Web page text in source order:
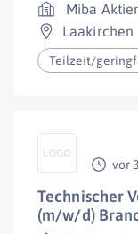
Miba
Laakirchen
Teilzeit/
vor
Technischer
(m/w/d)